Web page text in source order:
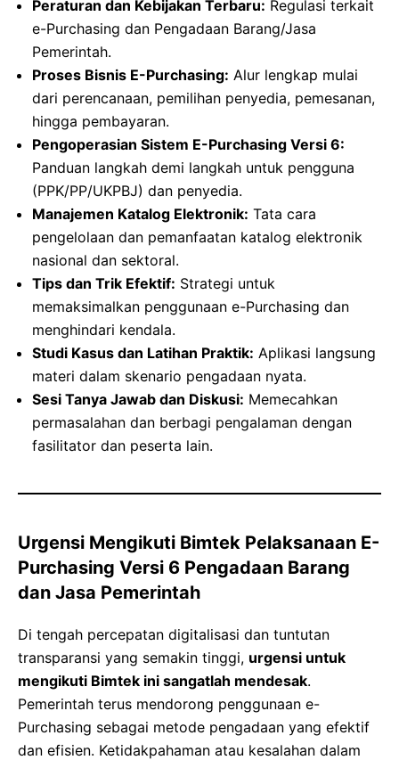
Peraturan dan Kebijakan Terbaru: Regulasi terkait
e-Purchasing dan Pengadaan Barang/Jasa
Pemerintah.
Proses Bisnis E-Purchasing: Alur lengkap mulai
dari perencanaan, pemilihan penyedia, pemesanan,
hingga pembayaran.
Pengoperasian Sistem E-Purchasing Versi 6:
Panduan langkah demi langkah untuk pengguna
(PPK/PP/UKPBJ) dan penyedia.
Manajemen Katalog Elektronik: Tata cara
pengelolaan dan pemanfaatan katalog elektronik
nasional dan sektoral.
Tips dan Trik Efektif: Strategi untuk
memaksimalkan penggunaan e-Purchasing dan
menghindari kendala.
Studi Kasus dan Latihan Praktik: Aplikasi langsung
materi dalam skenario pengadaan nyata.
Sesi Tanya Jawab dan Diskusi: Memecahkan
permasalahan dan berbagi pengalaman dengan
fasilitator dan peserta lain.
Urgensi Mengikuti Bimtek Pelaksanaan E-
Purchasing Versi 6 Pengadaan Barang
dan Jasa Pemerintah
Di tengah percepatan digitalisasi dan tuntutan
transparansi yang semakin tinggi, urgensi untuk
mengikuti Bimtek ini sangatlah mendesak.
Pemerintah terus mendorong penggunaan e-
Purchasing sebagai metode pengadaan yang efektif
dan efisien. Ketidakpahaman atau kesalahan dalam